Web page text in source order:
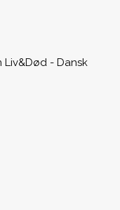
Liv&Død - Dansk